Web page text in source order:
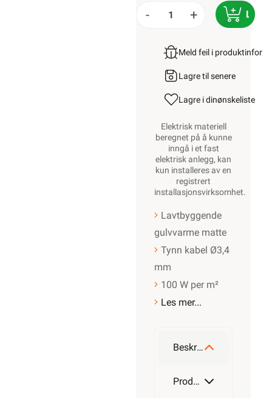
- +
Meld feil i
Lagre til senere
Lagre i dinønskeliste
Elektrisk materiell
beregnet på å kunne
inngå i et fast
elektrisk anlegg, kan
kun installeres av en
registrert
installasjonsvirksomhet.
Lavtbyggende
gulvvarme matte
Tynn kabel Ø3,4
mm
100 W per m²
Les mer...
Beskrivelse
Produktdetaljer